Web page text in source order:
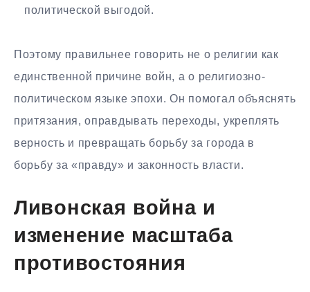
политической выгодой.
Поэтому правильнее говорить не о религии как
единственной причине войн, а о религиозно-
политическом языке эпохи. Он помогал объяснять
притязания, оправдывать переходы, укреплять
верность и превращать борьбу за города в
борьбу за «правду» и законность власти.
Ливонская война и
изменение масштаба
противостояния